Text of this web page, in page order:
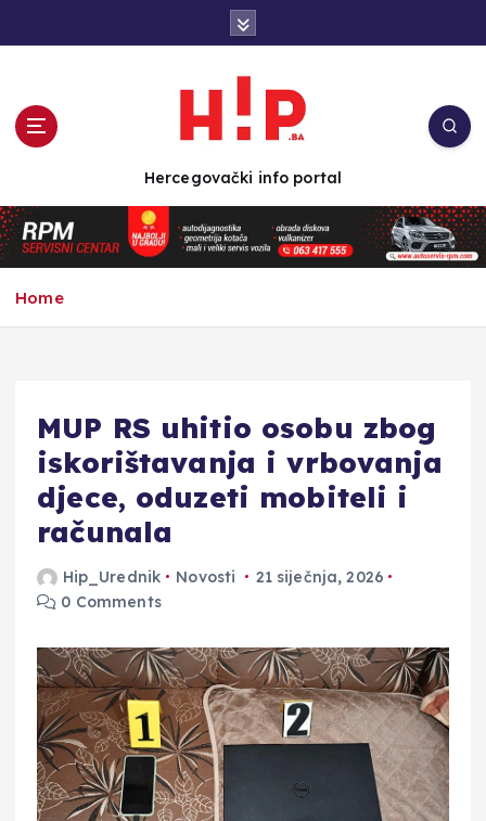
n
t
e
Hercegovački info portal
Home
MUP RS uhitio osobu zbog
iskorištavanja i vrbovanja
djece, oduzeti mobiteli i
računala
Hip_Urednik Novosti
21 siječnja, 2026
0 Comments